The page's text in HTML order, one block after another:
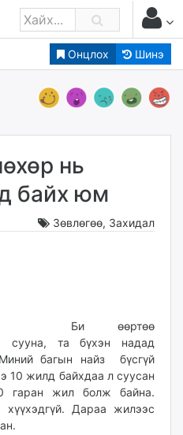
Онцлох Шинэ
нь
байх юм
Зөвлөгөө, Захидал
Би өөртөө
сууна, та бүхэн надад
багын найз бүсгүй
10 жилд байхдаа л суусан
гаран жил болж байна.
Дараа жилээс